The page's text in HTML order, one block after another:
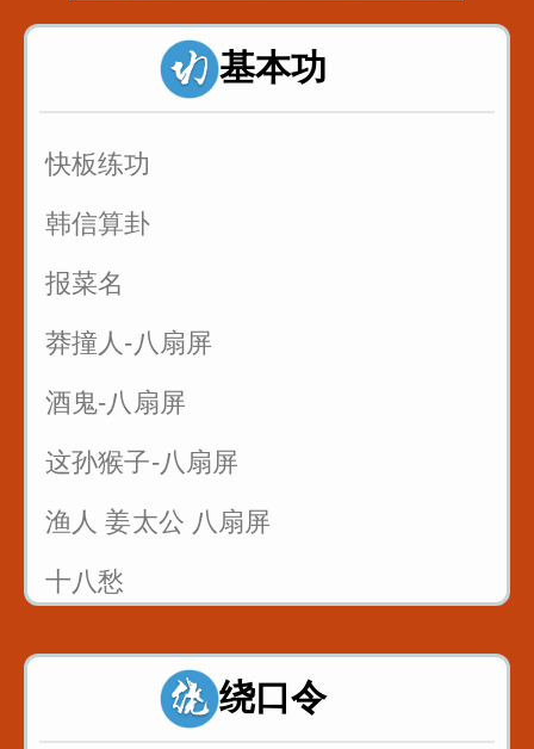
基本功
快板练功
韩信算卦
报菜名
莽撞人-八扇屏
酒鬼-八扇屏
这孙猴子-八扇屏
渔人 姜太公 八扇屏
十八愁
诸葛亮 八扇屏 绕口令